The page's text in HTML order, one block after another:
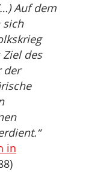
Auf dem
sich
des
der
in